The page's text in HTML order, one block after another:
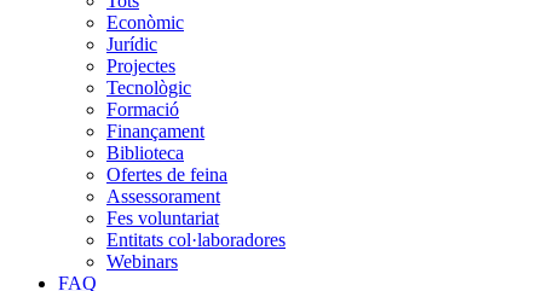
Econòmic
Jurídic
Projectes
Tecnològic
Formació
Finançament
Biblioteca
Ofertes de feina
Assessorament
Fes voluntariat
Entitats col·laboradores
Webinars
FAQ